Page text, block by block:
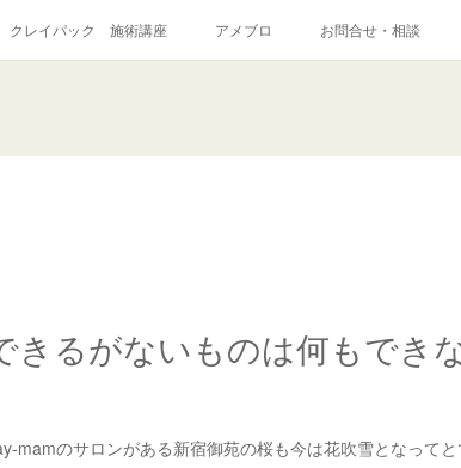
クレイパック 施術講座 アメブロ お問合せ・相談
きるがないものは何もでき
mamのサロンがある新宿御苑の桜も今は花吹雪となって